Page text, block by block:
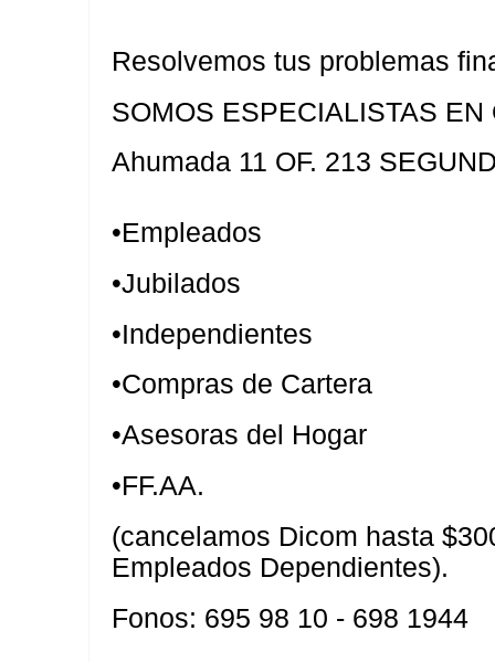
Resolvemos tus problemas
SOMOS ESPECIALISTAS
Ahumada 11 OF. 213
•Empleados
•Jubilados
•Independientes
•Compras de Cartera
•Asesoras del Hogar
•FF.AA.
(cancelamos Dicom hasta
Empleados Dependientes).
Fonos: 695 98 10 - 698 1944